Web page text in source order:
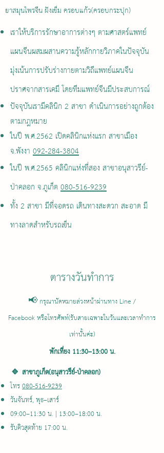
ยาสมุนไพรจีน ฝังเข็ม ครอบแก้ว(ครอบกระปุก)
เราให้บริการรักษาอาการต่างๆ ตามศาสตร์แพทย์
แผนจีนผสมผสานความรู้หลักกายวิภาคในปัจจุบัน
มุ่งเน้นการปรับร่างกายตามวิถีแพทย์แผนจีน
ปราศจากสารเคมีโดยทีมแพทย์จีนมีประสบการณ์
ปัจจุบันเรามีคลินิก 2 สาขา ดำเนินการอย่างถูกต้อง
ตามกฎหมาย
ในปี พ.ศ.2562 เปิดคลินิกแห่งแรก สาขาเมือง
จ.พังงา 092-284-3804
ในปี พ.ศ.2565 คลินิกแห่งที่สอง สาขาอนุสาวรีย์-
ป่าคลอก จ.ภูเก็ต 080-516-9239
ทั้ง 2 สาขา มีที่จอดรถ เดินทางสะดวก สะอาด มี
ทางลาดสำหรับรถเข็น
ตารางวันทำการ
📢 กรุณานัดหมายล่วงหน้าผ่านทาง Line /
Facebookหรือโทรศัพท์(รับสายเฉพาะในวันและเวลาทำการ
เท่านั้นค่ะ)
พักเที่ยง 11:30–13:00 น.
🔹 สาขาภูเก็ต(อนุสาวรีย์-ป่าคลอก)
โทร080-516-9239
วันจันทร์, พุธ–เสาร์
09:00–11:30 น. | 13:00–18:00 น.
รับคิวสุดท้าย 17:00 น.